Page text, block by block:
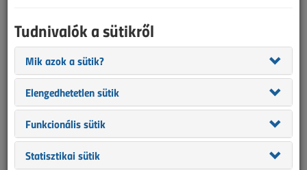
Tudnivalók a sütikről
Mik azok a sütik?
Elengedhetetlen sütik
Funkcionális sütik
Statisztikai sütik